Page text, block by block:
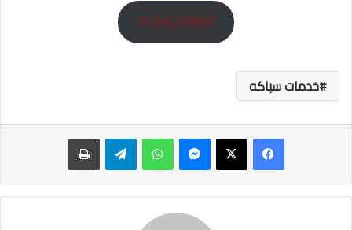
01060256897
خدمات سباكه
ماسنجر واتساب تيلقرام طباعة